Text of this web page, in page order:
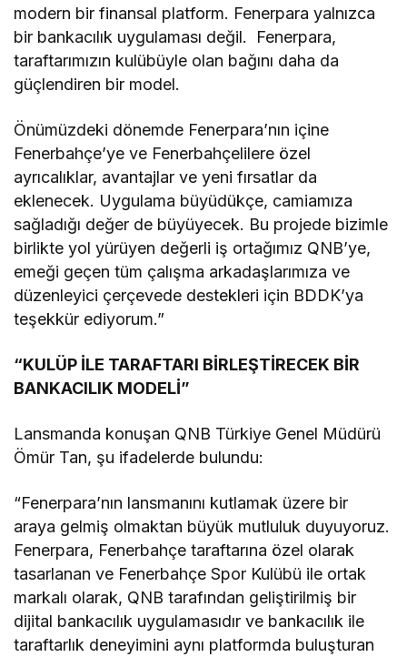
modern bir finansal platform. Fenerpara yalnızca
bir bankacılık uygulaması değil. Fenerpara,
taraftarımızın kulübüyle olan bağını daha da
güçlendiren bir model.
Önümüzdeki dönemde Fenerpara’nın içine
Fenerbahçe’ye ve Fenerbahçelilere özel
ayrıcalıklar, avantajlar ve yeni fırsatlar da
eklenecek. Uygulama büyüdükçe, camiamıza
sağladığı değer de büyüyecek. Bu projede bizimle
birlikte yol yürüyen değerli iş ortağımız QNB’ye,
emeği geçen tüm çalışma arkadaşlarımıza ve
düzenleyici çerçevede destekleri için BDDK’ya
teşekkür ediyorum.”
“KULÜP İLE TARAFTARI BİRLEŞTİRECEK BİR
BANKACILIK MODELİ”
Lansmanda konuşan QNB Türkiye Genel Müdürü
Ömür Tan, şu ifadelerde bulundu:
“Fenerpara’nın lansmanını kutlamak üzere bir
araya gelmiş olmaktan büyük mutluluk duyuyoruz.
Fenerpara, Fenerbahçe taraftarına özel olarak
tasarlanan ve Fenerbahçe Spor Kulübü ile ortak
markalı olarak, QNB tarafından geliştirilmiş bir
dijital bankacılık uygulamasıdır ve bankacılık ile
taraftarlık deneyimini aynı platformda buluşturan